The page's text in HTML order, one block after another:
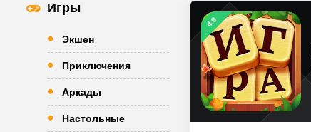
Игры
Экшен
Приключения
Аркады
Настольные
4.9